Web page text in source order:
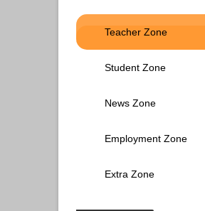
Teacher Zone
Student Zone
News Zone
Employment Zone
Extra Zone